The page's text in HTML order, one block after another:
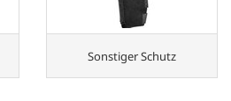
Sonstiger Schutz